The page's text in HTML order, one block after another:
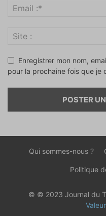
Enregistrer mon nom,
pour la prochaine fois que je
Qui sommes-nous ?
Politique
© © 2023 Journal du